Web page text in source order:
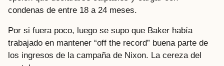
condenas de entre 18 a 24 meses.
Por si fuera poco, luego se supo que Baker había
trabajado en mantener “off the record” buena parte de
los ingresos de la campaña de Nixon. La cereza del